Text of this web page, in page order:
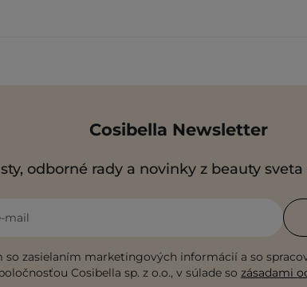
Cosibella Newsletter
odborné rady a novinky z beauty
mail
so zasielaním marketingových informácií a so
Cosibella sp. z o.o., v súlade so zásadami